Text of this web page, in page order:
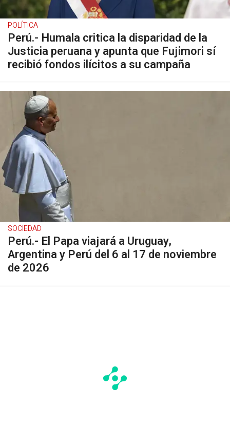
POLÍTICA
Perú.- Humala critica la disparidad de la
Justicia peruana y apunta que Fujimori sí
recibió fondos ilícitos a su campaña
SOCIEDAD
Perú.- El Papa viajará a Uruguay,
Argentina y Perú del 6 al 17 de noviembre
de 2026